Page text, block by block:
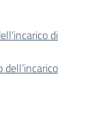
di